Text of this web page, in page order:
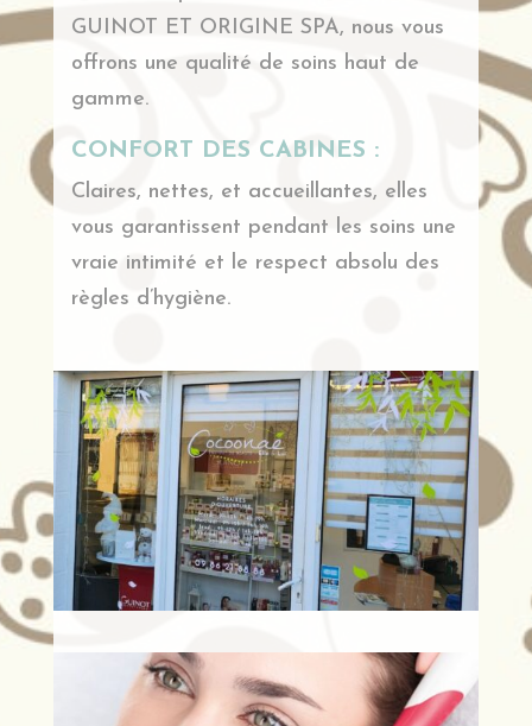
GUINOT ET ORIGINE SPA, nous vous
offrons une qualité de soins haut de
gamme.
CONFORT DES CABINES :
Claires, nettes, et accueillantes, elles
vous garantissent pendant les soins une
vraie intimité et le respect absolu des
règles d’hygiène.